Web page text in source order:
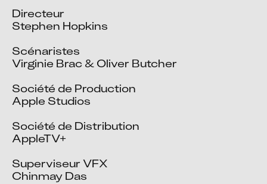
Directeur
Stephen Hopkins
Scénaristes
Virginie Brac & Oliver Butcher
Société de Production
Apple Studios
Société de Distribution
AppleTV+
Superviseur VFX
Chinmay Das